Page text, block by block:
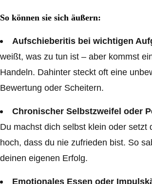
So können sie sich äußern:
Aufschieberitis bei wichtigen
weißt, was zu tun ist – aber kommst
Handeln. Dahinter steckt oft eine
Bewertung oder Scheitern.
Chronischer Selbstzweifel oder
Du machst dich selbst klein oder setzt
hoch, dass du nie zufrieden bist. So
deinen eigenen Erfolg.
Emotionales Essen oder